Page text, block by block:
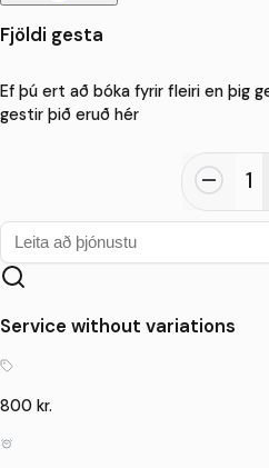
Fjöldi gesta
Ef þú ert að bóka fyrir fleiri en þig
gestir þið eruð hér
1
Service without variations
800 kr.